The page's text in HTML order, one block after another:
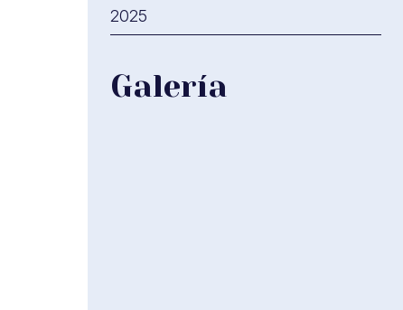
2025
Galería